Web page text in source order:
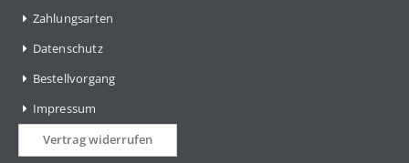
Zahlungsarten
Datenschutz
Bestellvorgang
Impressum
Vertrag widerrufen